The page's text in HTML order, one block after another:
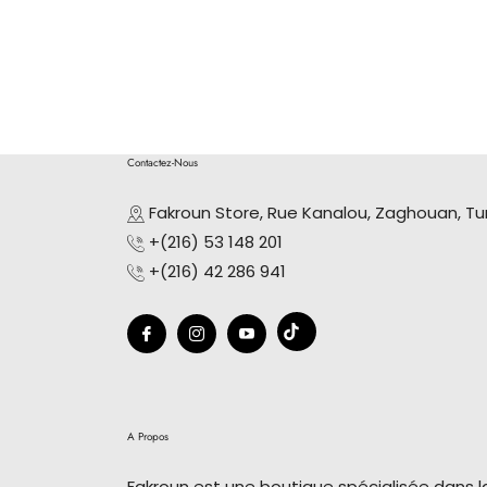
Contactez-Nous
Fakroun Store, Rue Kanalou, Zaghouan,
+(216) 53 148 201
+(216) 42 286 941
Fb Ins You Tiktok
A Propos